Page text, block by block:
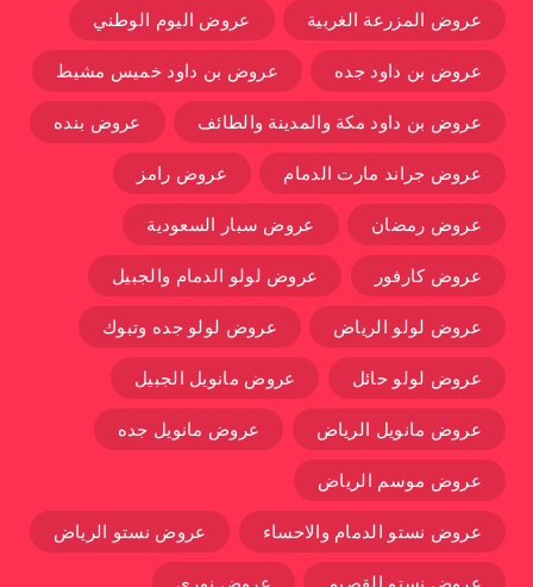
عروض المزرعة الغربية عروض اليوم الوطني
عروض بن داود جده عروض بن داود خميس مشيط
عروض بن داود مكة والمدينة والطائف عروض بنده
عروض جراند مارت الدمام عروض رامز
عروض رمضان عروض سبار السعودية
عروض كارفور عروض لولو الدمام والجبيل
عروض لولو الرياض عروض لولو جده وتبوك
عروض لولو حائل عروض مانويل الجبيل
عروض مانويل الرياض عروض مانويل جده
عروض موسم الرياض
عروض نستو الدمام والاحساء عروض نستو الرياض